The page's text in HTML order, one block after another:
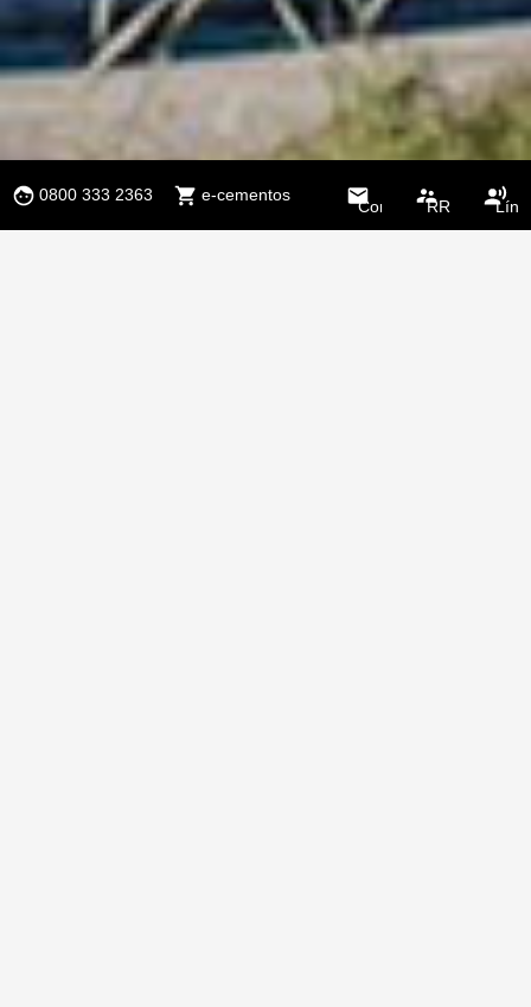
0800 333 2363 e-cementos
ContactoRR.HH.
Ética